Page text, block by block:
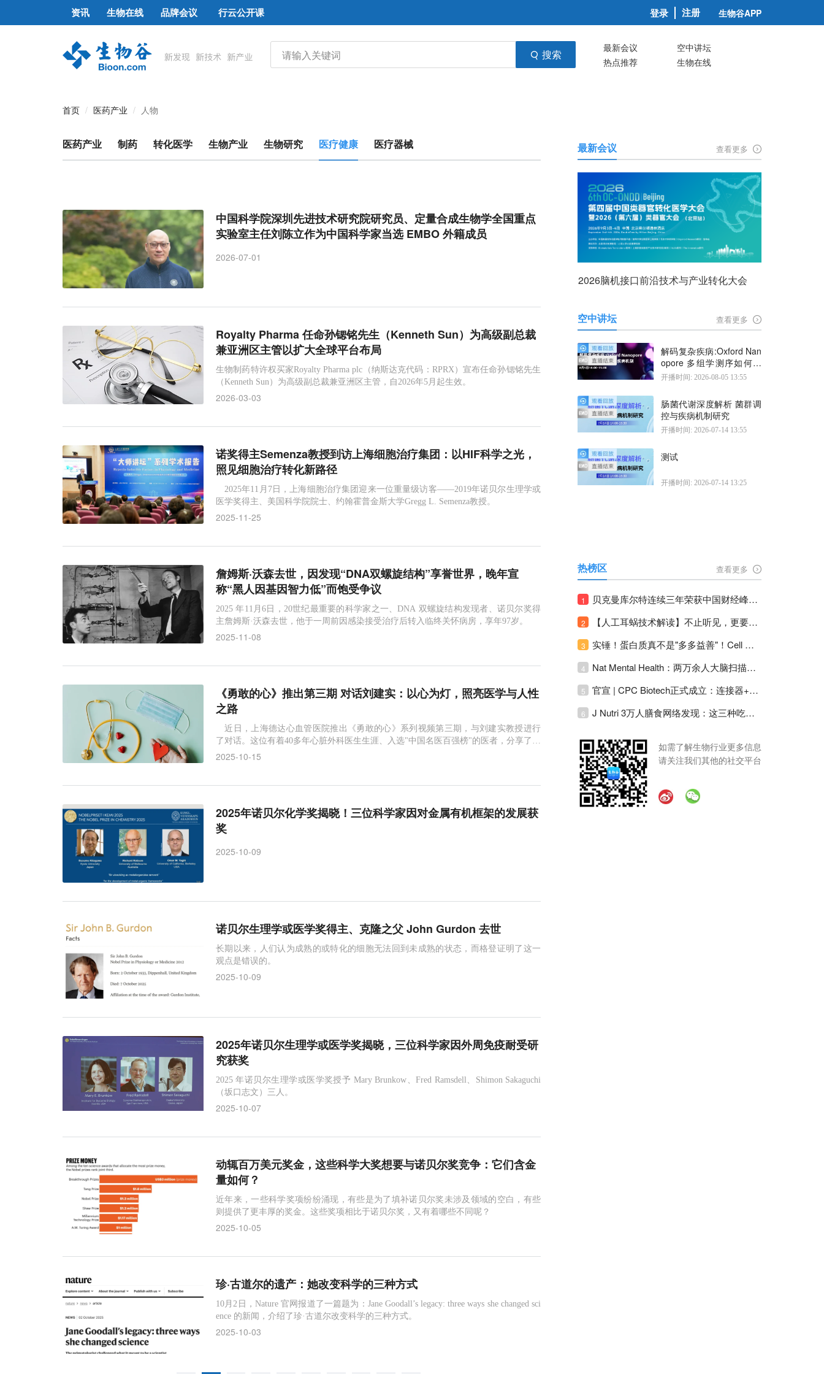
资讯 生物在线 品牌会议 行云公开课 登录 注册 生物谷APP
搜索 最新会议
空中讲坛
热点推荐
生物在线
首页 医药产业 人物
医药产业 制药 转化医学 生物产业 生物研究 医疗健康 医疗器械
中国科学院深圳先进技术研究院研究员、定量合成生物学全国重点
实验室主任刘陈立作为中国科学家当选 EMBO 外籍成员
2026-07-01
Royalty Pharma 任命孙锶铭先生（Kenneth Sun）为高级副总裁
兼亚洲区主管以扩大全球平台布局
生物制药特许权买家Royalty Pharma plc（纳斯达克代码：RPRX）宣布任命孙锶铭先生
（Kenneth Sun）为高级副总裁兼亚洲区主管，自2026年5月起生效。
2026-03-03
诺奖得主Semenza教授到访上海细胞治疗集团：以HIF科学之光，
照见细胞治疗转化新路径
2025年11月7日，上海细胞治疗集团迎来一位重量级访客——2019年诺贝尔生理学或
医学奖得主、美国科学院院士、约翰霍普金斯大学Gregg L. Semenza教授。
2025-11-25
詹姆斯·沃森去世，因发现“DNA双螺旋结构”享誉世界，晚年宣
称“黑人因基因智力低”而饱受争议
2025 年11月6日，20世纪最重要的科学家之一、DNA 双螺旋结构发现者、诺贝尔奖得
主詹姆斯·沃森去世，他于一周前因感染接受治疗后转入临终关怀病房，享年97岁。
2025-11-08
《勇敢的心》推出第三期 对话刘建实：以心为灯，照亮医学与人性
之路
近日，上海德达心血管医院推出《勇敢的心》系列视频第三期，与刘建实教授进行
了对话。这位有着40多年心脏外科医生生涯、入选"中国名医百强榜"的医者，分享了自
己从医多年的深刻感悟与伟大梦想。他不是追逐聚光
2025-10-15
2025年诺贝尔化学奖揭晓！三位科学家因对金属有机框架的发展获
奖
2025-10-09
诺贝尔生理学或医学奖得主、克隆之父 John Gurdon 去世
长期以来，人们认为成熟的或特化的细胞无法回到未成熟的状态，而格登证明了这一
观点是错误的。
2025-10-09
2025年诺贝尔生理学或医学奖揭晓，三位科学家因外周免疫耐受研
究获奖
2025 年诺贝尔生理学或医学奖授予 Mary Brunkow、Fred Ramsdell、Shimon Sakaguchi
（坂口志文）三人。
2025-10-07
动辄百万美元奖金，这些科学大奖想要与诺贝尔奖竞争：它们含金
量如何？
近年来，一些科学奖项纷纷涌现，有些是为了填补诺贝尔奖未涉及领域的空白，有些
则提供了更丰厚的奖金。这些奖项相比于诺贝尔奖，又有着哪些不同呢？
2025-10-05
珍·古道尔的遗产：她改变科学的三种方式
10月2日，Nature 官网报道了一篇题为：Jane Goodall’s legacy: three ways she changed sci
ence 的新闻，介绍了珍·古道尔改变科学的三种方式。
2025-10-03
最新会议 查看更多
2026脑机接口前沿技术与产业转化大会
空中讲坛 查看更多
解码复杂疾病:Oxford Nan
opore 多组学测序如何揭
示疾病机制
开播时间: 2026-08-05 13:55
肠菌代谢深度解析 菌群调
控与疾病机制研究
开播时间: 2026-07-14 13:55
测试
开播时间: 2026-07-14 13:25
热榜区 查看更多
1 贝克曼库尔特连续三年荣获中国财经峰会三项大奖！
2 【人工耳蜗技术解读】不止听见，更要听见未来 ---- 智能耳蜗，开启人工耳蜗技术新纪元！
3 实锤！蛋白质真不是"多多益善"！Cell Press Blue：适度限蛋白，反而拉长健康寿命！
4 Nat Mental Health：两万余人大脑扫描刷新抑郁脑科学认知！抑郁不只是情绪病，视觉、运动脑区同步受损！
5 官宣 | CPC Biotech正式成立：连接器+泵+传感器，整合生物制药流体管理解决方案！
6 J Nutri 3万人膳食网络发现：这三种吃饭模式直接决定心血管风险与寿命长短！
如需了解生物行业更多信息
请关注我们其他的社交平台